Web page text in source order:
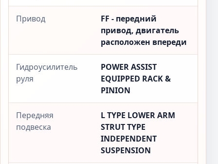
Привод
FF - передний
привод, двигатель
расположен впереди
Гидроусилитель
руля
POWER ASSIST
EQUIPPED RACK &
PINION
Передняя
подвеска
L TYPE LOWER ARM
STRUT TYPE
INDEPENDENT
SUSPENSION